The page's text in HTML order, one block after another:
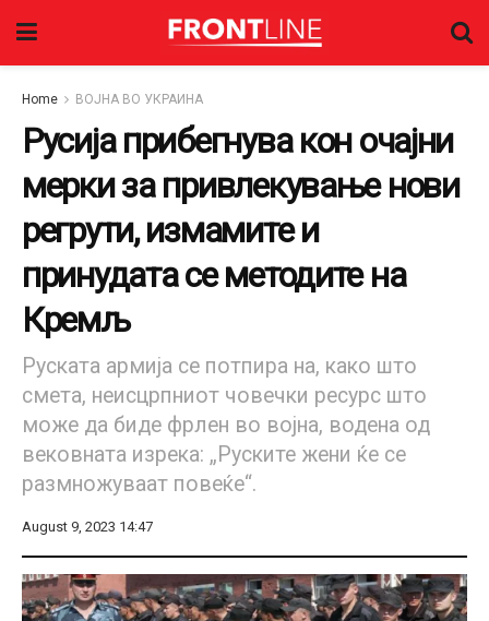
Home ВОЈНА ВО УКРАИНА
Русија прибегнува кон очајни
мерки за привлекување нови
регрути, измамите и
принудата се методите на
Кремљ
Руската армија се потпира на, како што
смета, неисцрпниот човечки ресурс што
може да биде фрлен во војна, водена од
вековната изрека: „Руските жени ќе се
размножуваат повеќе“.
August 9, 2023 14:47